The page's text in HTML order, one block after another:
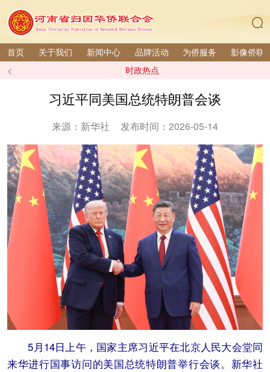
首页 关于我们 新闻中心 品牌活动 为侨服务 影像侨联
< 时政热点
习近平同美国总统特朗普会谈
来源：新华社 发布时间：2026-05-14
5月14日上午，国家主席习近平在北京人民大会堂同
来华进行国事访问的美国总统特朗普举行会谈。新华社